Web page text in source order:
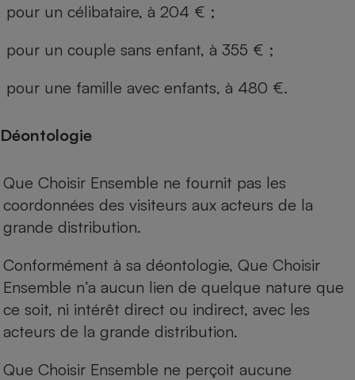
pour un célibataire, à 204 € ;
pour un couple sans enfant, à 355 € ;
pour une famille avec enfants, à 480 €.
Déontologie
Que Choisir Ensemble ne fournit pas les
coordonnées des visiteurs aux acteurs de la
grande distribution.
Conformément à sa déontologie, Que Choisir
Ensemble n’a aucun lien de quelque nature que
ce soit, ni intérêt direct ou indirect, avec les
acteurs de la grande distribution.
Que Choisir Ensemble ne perçoit aucune